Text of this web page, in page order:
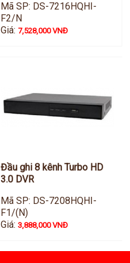
Mã SP: DS-7216HQHI-
F2/N
Giá: 7,528,000 VNĐ
Đầu ghi 8 kênh Turbo HD
3.0 DVR
Mã SP: DS-7208HQHI-
F1/(N)
Giá: 3,888,000 VNĐ